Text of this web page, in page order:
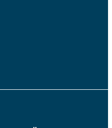
- Clariane